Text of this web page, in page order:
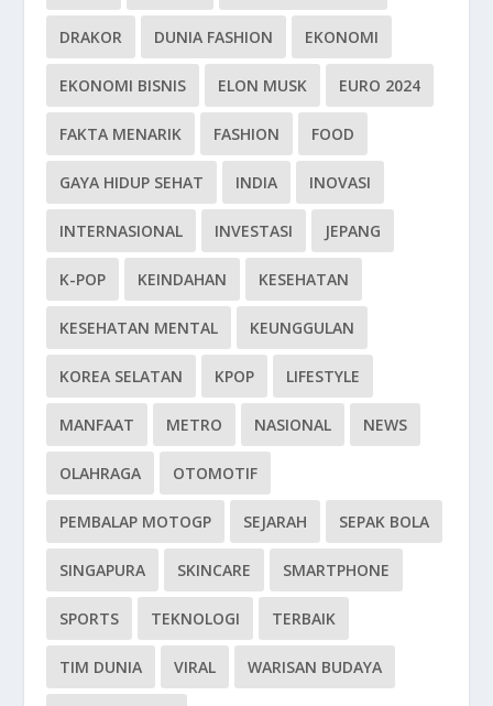
DRAKOR DUNIA FASHION EKONOMI
EKONOMI BISNIS ELON MUSK EURO 2024
FAKTA MENARIK FASHION FOOD
GAYA HIDUP SEHAT INDIA INOVASI
INTERNASIONAL INVESTASI JEPANG
K-POP KEINDAHAN KESEHATAN
KESEHATAN MENTAL KEUNGGULAN
KOREA SELATAN KPOP LIFESTYLE
MANFAAT METRO NASIONAL NEWS
OLAHRAGA OTOMOTIF
PEMBALAP MOTOGP SEJARAH SEPAK BOLA
SINGAPURA SKINCARE SMARTPHONE
SPORTS TEKNOLOGI TERBAIK
TIM DUNIA VIRAL WARISAN BUDAYA